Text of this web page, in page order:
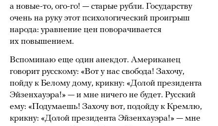
а новые-то, ого-го! — старые рубли. Государству
очень на руку этот психологический проигрыш
народа: уравнение цен поворачивается
их повышением.
Вспоминаю еще один анекдот. Американец
говорит русскому: «Вот у нас свобода! Захочу,
пойду к Белому дому, крикну: «Долой президента
Эйзенхауэра!» — и мне ничего не будет. Русский
ему: «Подумаешь! Захочу вот, подойду к Кремлю,
крикну: «Долой президента Эйзенхауэра!» — мне